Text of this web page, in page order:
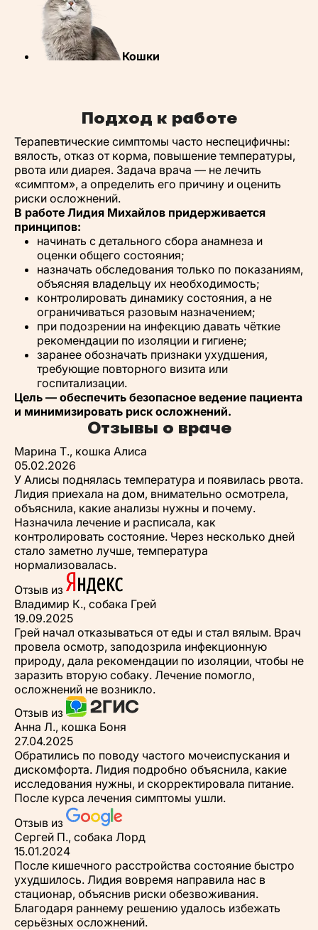
Кошки
Подход к работе
Терапевтические симптомы часто неспецифичны:
вялость, отказ от корма, повышение температуры,
рвота или диарея. Задача врача — не лечить
«симптом», а определить его причину и оценить
риски осложнений.
В работе Лидия Михайлов придерживается
принципов:
начинать с детального сбора анамнеза и
оценки общего состояния;
назначать обследования только по показаниям,
объясняя владельцу их необходимость;
контролировать динамику состояния, а не
ограничиваться разовым назначением;
при подозрении на инфекцию давать чёткие
рекомендации по изоляции и гигиене;
заранее обозначать признаки ухудшения,
требующие повторного визита или
госпитализации.
Цель — обеспечить безопасное ведение пациента
и минимизировать риск осложнений.
Отзывы о враче
Марина Т., кошка Алиса
05.02.2026
У Алисы поднялась температура и появилась рвота.
Лидия приехала на дом, внимательно осмотрела,
объяснила, какие анализы нужны и почему.
Назначила лечение и расписала, как
контролировать состояние. Через несколько дней
стало заметно лучше, температура
нормализовалась.
Отзыв из
Владимир К., собака Грей
19.09.2025
Грей начал отказываться от еды и стал вялым. Врач
провела осмотр, заподозрила инфекционную
природу, дала рекомендации по изоляции, чтобы не
заразить вторую собаку. Лечение помогло,
осложнений не возникло.
Отзыв из
Анна Л., кошка Боня
27.04.2025
Обратились по поводу частого мочеиспускания и
дискомфорта. Лидия подробно объяснила, какие
исследования нужны, и скорректировала питание.
После курса лечения симптомы ушли.
Отзыв из
Сергей П., собака Лорд
15.01.2024
После кишечного расстройства состояние быстро
ухудшилось. Лидия вовремя направила нас в
стационар, объяснив риски обезвоживания.
Благодаря раннему решению удалось избежать
серьёзных осложнений.